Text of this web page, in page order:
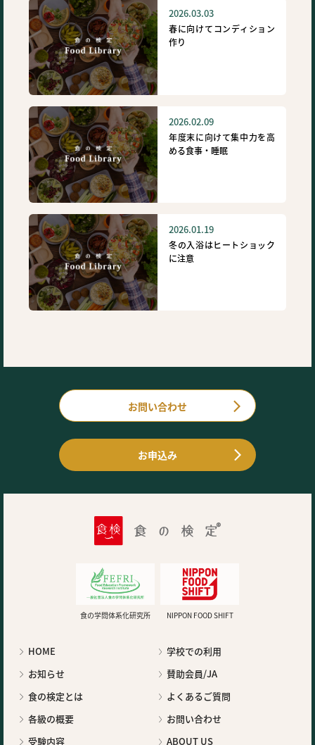
2026.03.03
春に向けてコンディション
作り
2026.02.09
年度末に向けて集中力を高
める食事・睡眠
2026.01.19
冬の入浴はヒートショック
に注意
お問い合わせ
お申込み
食の学問体系化研究所 NIPPON FOOD SHIFT
HOME
お知らせ
食の検定とは
各級の概要
受験内容
学校での利用
賛助会員/JA
よくあるご質問
お問い合わせ
ABOUT US